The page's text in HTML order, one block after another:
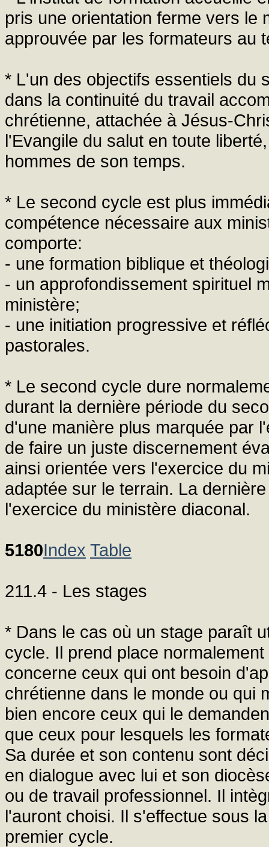
pris une orientation ferme vers le
approuvée par les formateurs au
* L'un des objectifs essentiels du
dans la continuité du travail
chrétienne, attachée à Jésus-
l'Evangile du salut en toute
hommes de son temps.
* Le second cycle est plus
compétence nécessaire aux
comporte:
- une formation biblique et
- un approfondissement spirituel
ministère;
- une initiation progressive et
pastorales.
* Le second cycle dure
durant la dernière période du
d'une manière plus marquée par
de faire un juste discernement
ainsi orientée vers l'exercice du
adaptée sur le terrain. La
l'exercice du ministère diaconal.
5180Index Table
211.4 - Les stages
* Dans le cas où un stage paraît
cycle. Il prend place
concerne ceux qui ont besoin
chrétienne dans le monde ou qui
bien encore ceux qui le
que ceux pour lesquels les
Sa durée et son contenu sont
en dialogue avec lui et son
ou de travail professionnel. Il
l'auront choisi. Il s'effectue sous
premier cycle.